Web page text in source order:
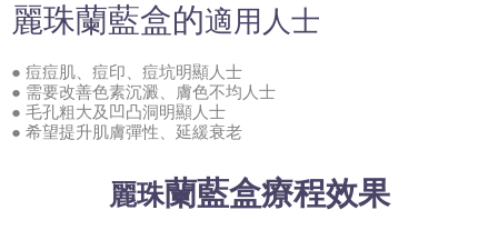
麗珠蘭藍盒的適用人士
● 痘痘肌、痘印、痘坑明顯人士
● 需要改善色素沉澱、膚色不均人士
● 毛孔粗大及凹凸洞明顯人士
● 希望提升肌膚彈性、延緩衰老
麗珠蘭藍盒療程效果